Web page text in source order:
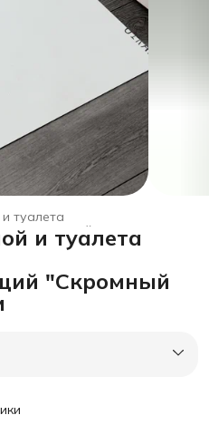
туалета
для ванной и туалета
и туалета
"Скромный